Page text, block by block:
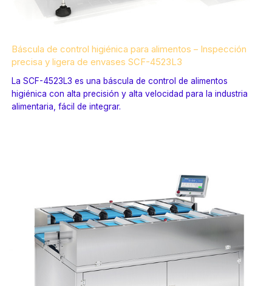
Báscula de control higiénica para alimentos – Inspección
precisa y ligera de envases SCF-4523L3
La SCF-4523L3 es una báscula de control de alimentos
higiénica con alta precisión y alta velocidad para la industria
alimentaria, fácil de integrar.